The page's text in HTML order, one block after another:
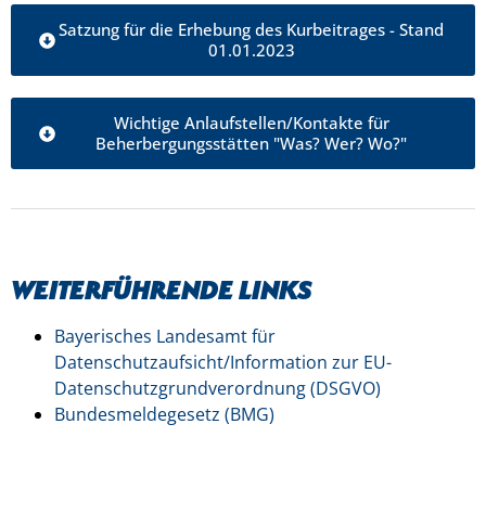
Satzung für die Erhebung des Kurbeitrages - Stand
01.01.2023
Wichtige Anlaufstellen/Kontakte für
Beherbergungsstätten "Was? Wer? Wo?"
Weiterführende Links
Bayerisches Landesamt für
Datenschutzaufsicht/Information zur EU-
Datenschutzgrundverordnung (DSGVO)
Bundesmeldegesetz (BMG)